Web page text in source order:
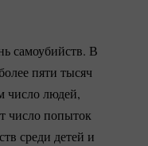
самоубийств. В
пяти тысяч
число людей,
число попыток
среди детей и